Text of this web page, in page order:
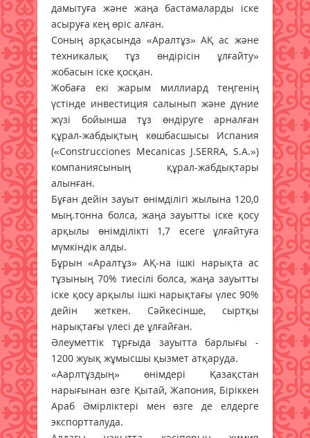
дамытуға және жаңа бастамаларды іске
асыруға кең өріс алған.
Соның арқасында «Аралтұз» АҚ ас және
техникалық тұз өндірісін ұлғайту»
жобасын іске қосқан.
Жобаға екі жарым миллиард теңгенің
үстінде инвестиция салынып және дүние
жүзі бойынша тұз өндіруге арналған
құрал-жабдықтың көшбасшысы Испания
(«Construcciones Mecanicas J.SERRA, S.A.»)
компаниясының құрал-жабдықтары
алынған.
Бұған дейін зауыт өнімділігі жылына 120,0
мың.тонна болса, жаңа зауытты іске қосу
арқылы өнімділікті 1,7 есеге ұлғайтуға
мүмкіндік алды.
Бұрын «Аралтұз» АҚ-на ішкі нарықта ас
тұзының 70% тиесілі болса, жаңа зауытты
іске қосу арқылы ішкі нарықтағы үлес 90%
дейін жеткен. Сәйкесінше, сыртқы
нарықтағы үлесі де ұлғайған.
Әлеуметтік тұрғыда зауытта барлығы -
1200 жуық жұмысшы қызмет атқаруда.
«Аарлтұздың» өнімдері Қазақстан
нарығынан өзге Қытай, Жапония, Біріккен
Араб Әмірліктері мен өзге де елдерге
экспортталуда.